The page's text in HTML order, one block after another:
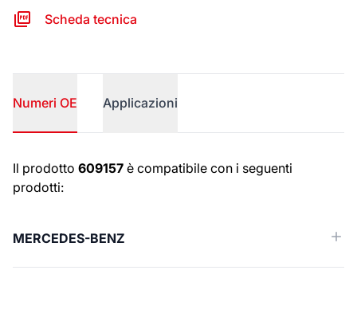
Scheda tecnica
Numeri OE Applicazioni
Numeri OE
Il prodotto 609157 è compatibile con i seguenti
prodotti:
MERCEDES-BENZ